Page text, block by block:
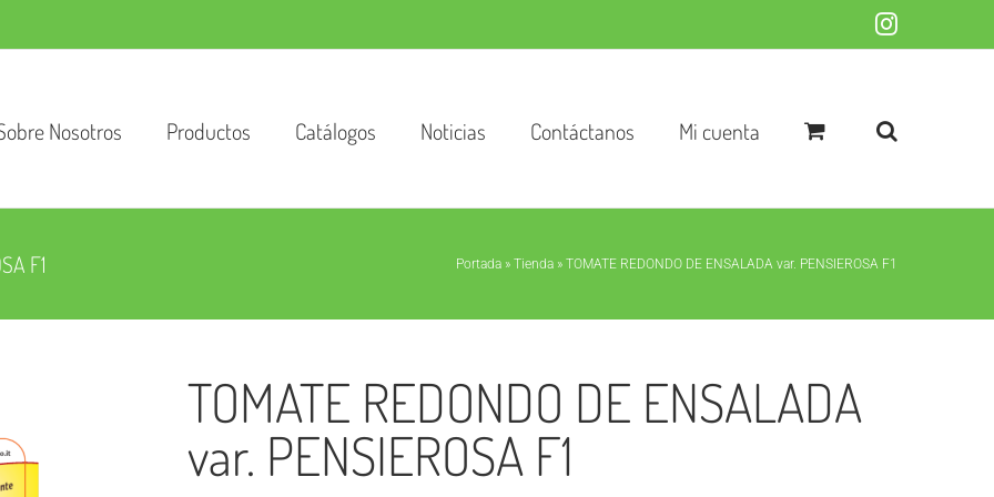
Instagram
Nosotros Productos Catálogos Noticias Contáctanos Mi cuenta
F1 Portada » Tienda » TOMATE REDONDO DE ENSALADA var. PENSIEROSA F1
TOMATE REDONDO DE ENSALADA
var. PENSIEROSA F1